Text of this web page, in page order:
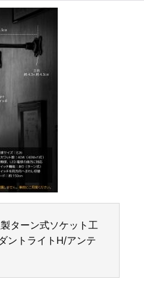
ターン式ソケット工
ントライトH/アンテ